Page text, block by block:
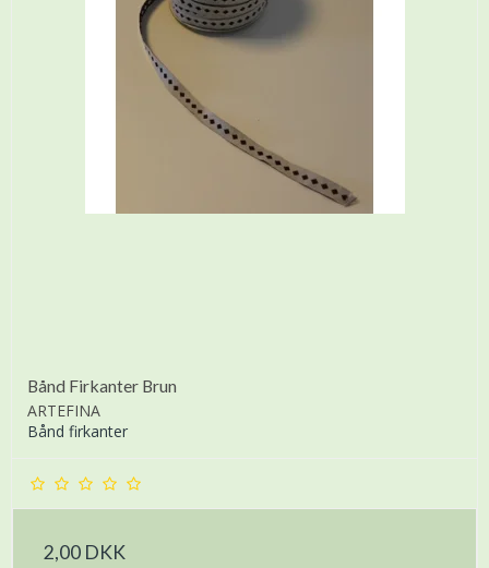
Bånd Firkanter Brun
ARTEFINA
Bånd firkanter
2,00 DKK